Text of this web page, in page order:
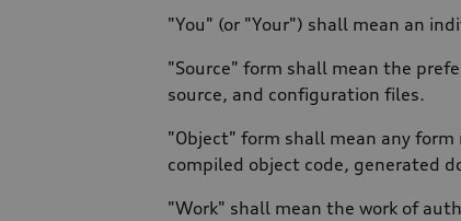
"You" (or "Your") shall mean an
"Source" form shall mean the
source, and configuration files.
"Object" form shall mean any
compiled object code, generated
"Work" shall mean the work of